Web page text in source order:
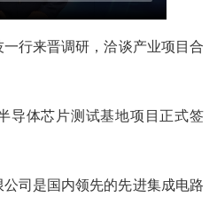
行来晋调研，洽谈产业项目合
体芯片测试基地项目正式签
司是国内领先的先进集成电路